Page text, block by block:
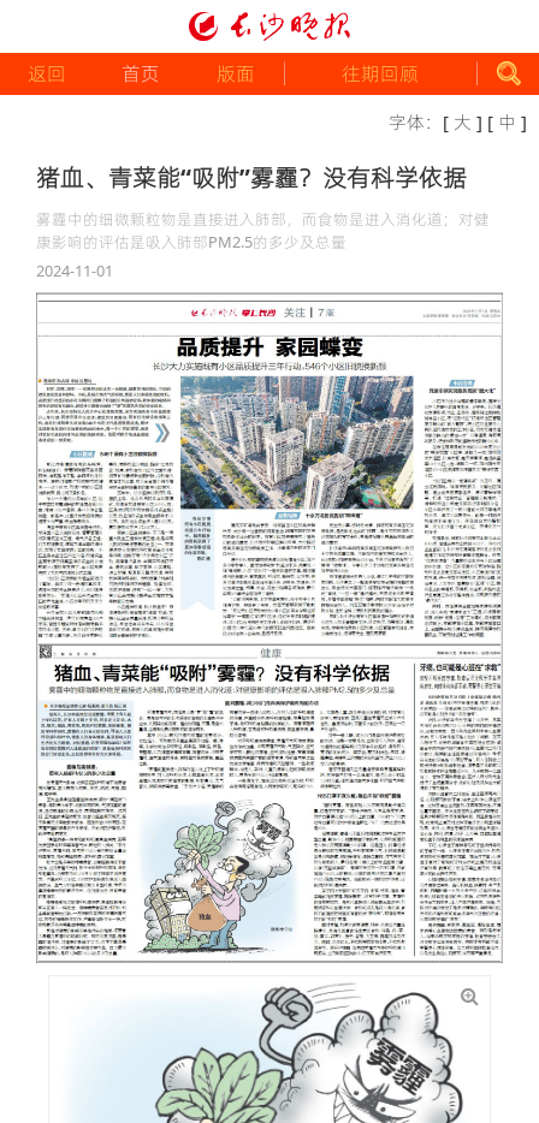
返回 首页 版面 往期回顾
字体： [ 大 ] [ 中 ]
猪血、青菜能“吸附”雾霾？没有科学依据
雾霾中的细微颗粒物是直接进入肺部，而食物是进入消化道；对健
康影响的评估是吸入肺部PM2.5的多少及总量
2024-11-01